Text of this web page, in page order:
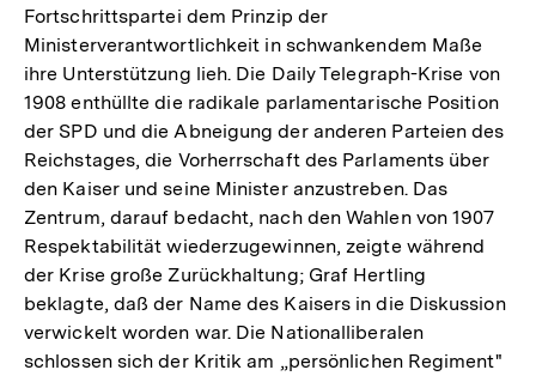
Fortschrittspartei dem Prinzip der
Ministerverantwortlichkeit in schwankendem Maße
ihre Unterstützung lieh. Die Daily Telegraph-Krise von
1908 enthüllte die radikale parlamentarische Position
der SPD und die Abneigung der anderen Parteien des
Reichstages, die Vorherrschaft des Parlaments über
den Kaiser und seine Minister anzustreben. Das
Zentrum, darauf bedacht, nach den Wahlen von 1907
Respektabilität wiederzugewinnen, zeigte während
der Krise große Zurückhaltung; Graf Hertling
beklagte, daß der Name des Kaisers in die Diskussion
verwickelt worden war. Die Nationalliberalen
schlossen sich der Kritik am „persönlichen Regiment"